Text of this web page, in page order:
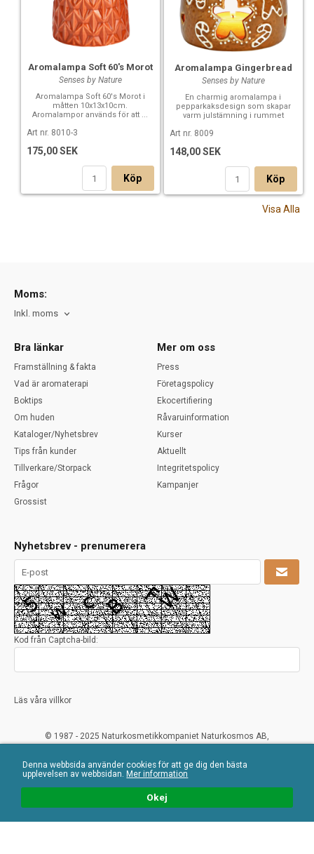
Okej
Denna webbsida använder cookies för att ge dig den bästa
upplevelsen av webbsidan.Mer information
Aromalampa Soft 60's Morot
Senses by Nature
Aromalampa Soft 60's Morot i
måtten 10x13x10cm.
Aromalampor används för att ...
Art nr. 8010-3
175,00 SEK
Köp
Aromalampa Gingerbread
Senses by Nature
En charmig aromalampa i
pepparkaksdesign som skapar
varm julstämning i rummet
Art nr. 8009
148,00 SEK
Köp
Visa Alla
Moms:
Inkl. moms
Bra länkar
Framställning & fakta
Vad är aromaterapi
Boktips
Om huden
Kataloger/Nyhetsbrev
Tips från kunder
Tillverkare/Storpack
Frågor
Grossist
Mer om oss
Press
Företagspolicy
Ekocertifiering
Råvaruinformation
Kurser
Aktuellt
Integritetspolicy
Kampanjer
Nyhetsbrev - prenumerera
Kod från Captcha-bild:
Läs våra villkor
© 1987 - 2025 Naturkosmetikkompaniet Naturkosmos AB,
Samtliga texter, foton och recept på denna hemsida tillhör ovanstående
Recept får ej mångfaldigas, säljas vidare eller användas i någon typ av
kommersiellt syfte. Överträdelser ses mycket allvarligt på och beivras.